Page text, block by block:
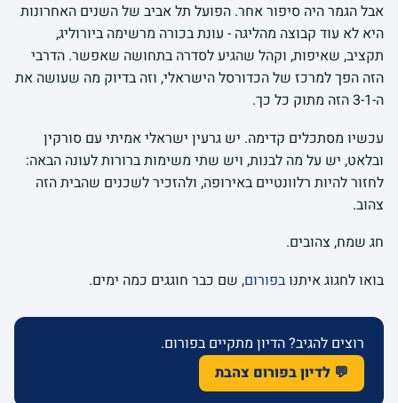
אבל הגמר היה סיפור אחר. הפועל תל אביב של השנים האחרונות
היא לא עוד קבוצה מהליגה - עונת בכורה מרשימה ביורוליג,
תקציב, שאיפות, וקהל שהגיע לסדרה בתחושה שאפשר. הדרבי
הזה הפך למרכז של הכדורסל הישראלי, וזה בדיוק מה שעושה את
ה-3-1 הזה מתוק כל כך.
עכשיו מסתכלים קדימה. יש גרעין ישראלי אמיתי עם סורקין
ובלאט, יש על מה לבנות, ויש שתי משימות ברורות לעונה הבאה:
לחזור להיות רלוונטיים באירופה, ולהזכיר לשכנים שהבית הזה
צהוב.
חג שמח, צהובים.
בואו לחגוג איתנובפורום, שם כבר חוגגים כמה ימים.
רוצים להגיב? הדיון מתקיים בפורום.
💬 לדיון בפורום צהבת